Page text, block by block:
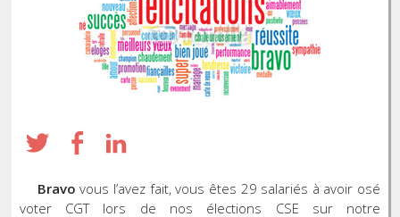
Bravo vous l’avez fait, vous êtes 29 salariés à avoir osé
voter CGT lors de nos élections CSE sur notre